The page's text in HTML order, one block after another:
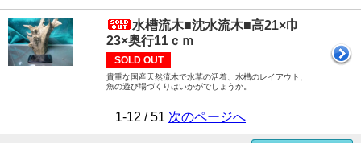
水槽流木■沈水流木■高21×巾
23×奥行11ｃｍ
SOLD OUT
貴重な国産天然流木で水草の活着、水槽のレイアウト、
魚の遊び場づくりはいかがでしょうか。
1-12 / 51 次のページへ